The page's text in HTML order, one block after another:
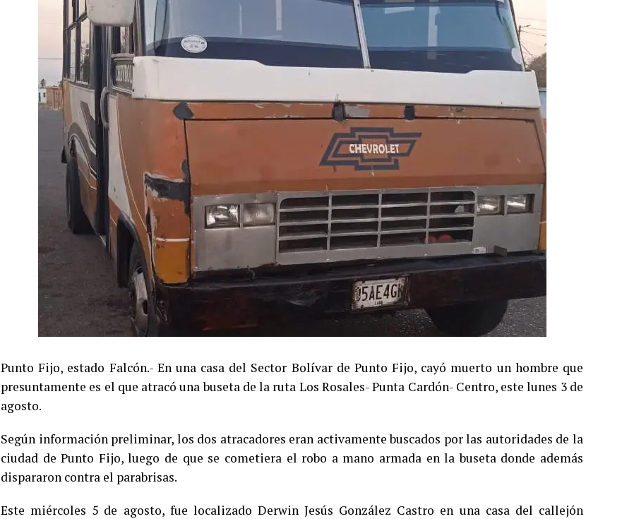
Punto Fijo, estado Falcón.- En una casa del Sector Bolívar de Punto Fijo, cayó muerto un hombre que
presuntamente es el que atracó una buseta de la ruta Los Rosales- Punta Cardón- Centro, este lunes 3 de
agosto.
Según información preliminar, los dos atracadores eran activamente buscados por las autoridades de la
ciudad de Punto Fijo, luego de que se cometiera el robo a mano armada en la buseta donde además
dispararon contra el parabrisas.
Este miércoles 5 de agosto, fue localizado Derwin Jesús González Castro en una casa del callejón